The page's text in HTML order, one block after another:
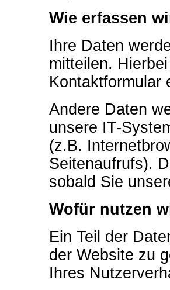
Wie erfassen
Ihre Daten
mitteilen.
Kontaktformular
Andere Daten
unsere IT-
(z.B.
Seitenaufrufs).
sobald Sie
Wofür nutzen
Ein Teil der
der Website zu
Ihres